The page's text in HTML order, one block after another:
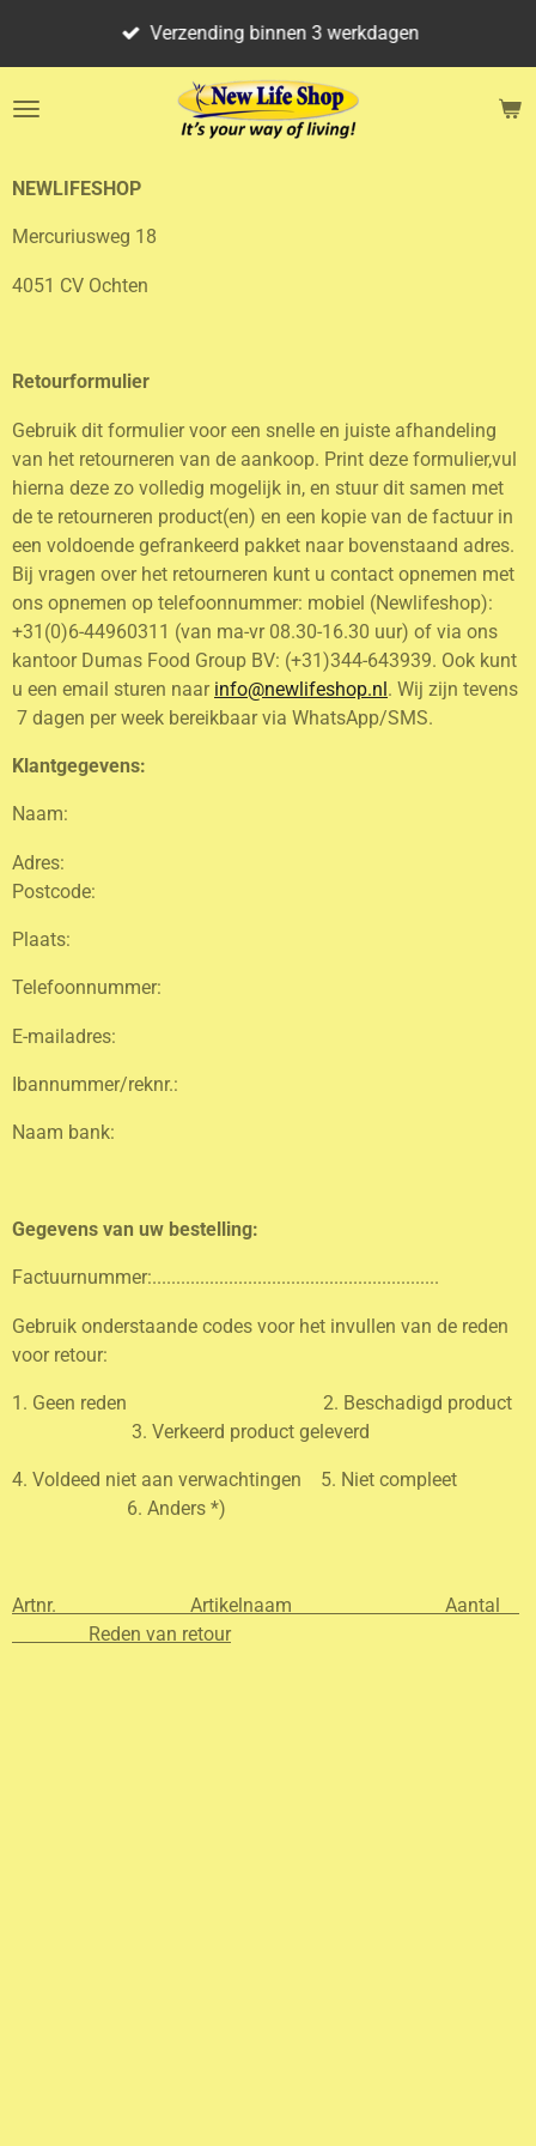
de
Verzending binnen 3 werkdagen
NEWLIFESHOP
Mercuriusweg 18
4051 CV Ochten
Retourformulier
Gebruik dit formulier voor een snelle en juiste afhandeling
van het retourneren van de aankoop. Print deze formulier,vul
hierna deze zo volledig mogelijk in, en stuur dit samen met
de te retourneren product(en) en een kopie van de factuur in
een voldoende gefrankeerd pakket naar bovenstaand adres.
Bij vragen over het retourneren kunt u contact opnemen met
ons opnemen op telefoonnummer: mobiel (Newlifeshop):
+31(0)6-44960311 (van ma-vr 08.30-16.30 uur) of via ons
kantoor Dumas Food Group BV: (+31)344-643939. Ook kunt
u een email sturen naar info@newlifeshop.nl. Wij zijn tevens
7 dagen per week bereikbaar via WhatsApp/SMS.
Klantgegevens:
Naam:
Adres:
Postcode:
Plaats:
Telefoonnummer:
E-mailadres:
Ibannummer/reknr.:
Naam bank:
Gegevens van uw bestelling:
Factuurnummer:............................................................
Gebruik onderstaande codes voor het invullen van de reden
voor retour:
1. Geen reden 2. Beschadigd product
3. Verkeerd product geleverd
4. Voldeed niet aan verwachtingen 5. Niet compleet
6. Anders *)
Artnr. Artikelnaam Aantal
Reden van retour